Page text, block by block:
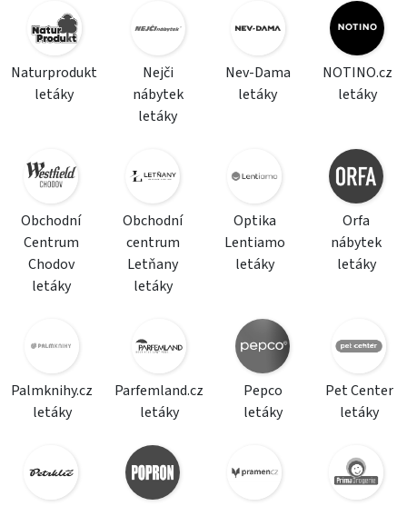
Naturprodukt
letáky
Nejči
nábytek
letáky
Nev-Dama
letáky
NOTINO.cz
letáky
Obchodní
Centrum
Chodov
letáky
Obchodní
centrum
Letňany
letáky
Optika
Lentiamo
letáky
Orfa
nábytek
letáky
Palmknihy.cz
letáky
Parfemland.cz
letáky
Pepco
letáky
Pet Center
letáky